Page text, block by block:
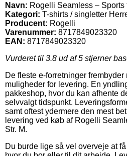
Navn: Rogelli Seamless – Sports
Kategori: T-shirts / singletter
Producent: Rogelli
Varenummer: 8717849023320
EAN: 8717849023320
Vurderet til 3.8 ud af 5 stjerner
De fleste e-forretninger
muligheder for levering. En
pakkeshop, hvor du kan afhente
selvvalgt tidspunkt.
samt oftest ydermere den mest
levering ved køb af Rogelli
Str. M.
Du burde lige så vel overveje at